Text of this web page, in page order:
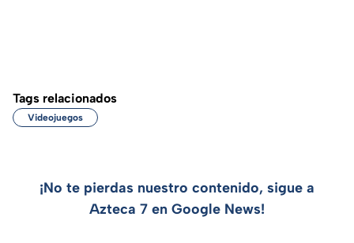
Tags relacionados
Videojuegos
¡No te pierdas nuestro contenido, sigue a
Azteca 7 en Google News!